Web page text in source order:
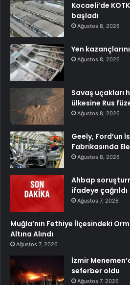
Kocaeli’de
başladı
Ağustos 8, 2026
Yen
Ağustos 8, 2026
Savaş uçakları
ülkesine Rus
Ağustos 8, 2026
Geely, Ford’un
Fabrikasında
Ağustos 8, 2026
Ahbap
ifadeye çağrıldı
Ağustos 7, 2026
Muğla’nın Fethiye İlçesindeki
Altına Alındı
Ağustos 7, 2026
İzmir
seferber oldu
Ağustos 7, 2026